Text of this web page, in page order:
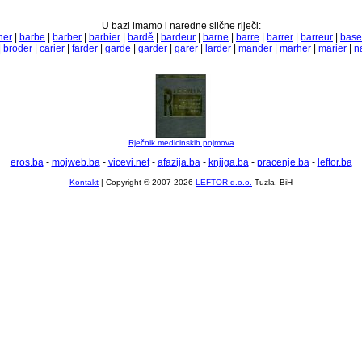
U bazi imamo i naredne slične riječi:
barbe barber barbier bardě bardeur barne barre barrer barreur
broder| carier| farder| garde garder| garer| larder| mander| marher| marier|
Rječnik medicinskih pojmova
eros.ba- mojweb.ba- vicevi.net- afazija.ba- knjiga.ba- pracenje.ba- leftor.ba
Kontakt | Copyright © 2007-2026 LEFTOR d.o.o. Tuzla, BiH